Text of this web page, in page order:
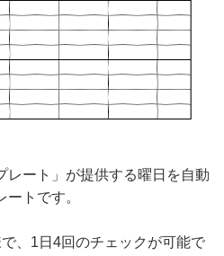
レート」が提供する曜日を自動
トです。
、1日4回のチェックが可能で